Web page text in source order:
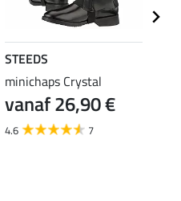
STEEDS
minichaps Crystal
vanaf 26,90 €
4.6 7